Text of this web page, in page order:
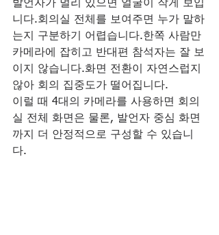
발언자가 멀리 있으면 얼굴이 작게 보입
니다.회의실 전체를 보여주면 누가 말하
는지 구분하기 어렵습니다.한쪽 사람만
카메라에 잡히고 반대편 참석자는 잘 보
이지 않습니다.화면 전환이 자연스럽지
않아 회의 집중도가 떨어집니다.
이럴 때 4대의 카메라를 사용하면 회의
실 전체 화면은 물론, 발언자 중심 화면
까지 더 안정적으로 구성할 수 있습니
다.